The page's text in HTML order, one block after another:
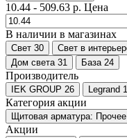
10.44 - 509.63 р. Цена
В наличии в магазинах
Свет 30 Свет в
Дом света 31 База 24
Производитель
IEK GROUP 26 Legrand 1
Категория акции
Щитовая арматура: Прочее
Акции